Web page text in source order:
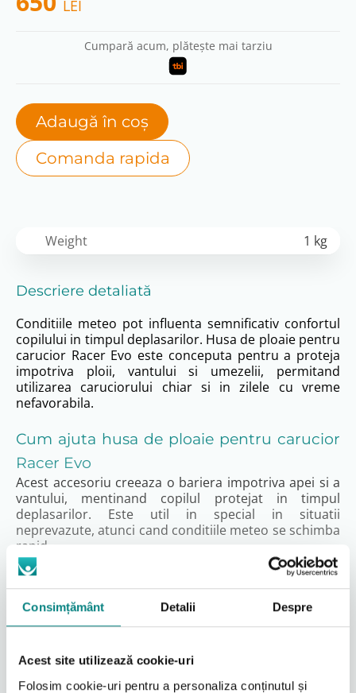
Consimțământ Detalii Despre
Acest site utilizează cookie-uri
Folosim cookie-uri pentru a personaliza conținutul și
LEI
Cumpară acum, plătește mai tarziu
Adaugă în coș
Comanda rapida
Descriere detaliată
Weight 1 kg
Conditiile meteo pot influenta semnificativ confortul
copilului in timpul deplasarilor. Husa de ploaie pentru
carucior Racer Evo este conceputa pentru a proteja
impotriva ploii, vantului si umezelii, permitand
utilizarea caruciorului chiar si in zilele cu vreme
nefavorabila.
Cum ajuta husa de ploaie pentru carucior
Racer Evo
Acest accesoriu creeaza o bariera impotriva apei si a
vantului, mentinand copilul protejat in timpul
deplasarilor. Este util in special in situatii
neprevazute, atunci cand conditiile meteo se schimba
rapid.
Husa permite continuarea deplasarilor fara
intreruperi, oferind un mediu mai controlat si mai
confortabil.
Protectie si utilizare practica
respinge apa si pentru a proteja interiorul
caruciorului. In acelasi timp, designul permite o